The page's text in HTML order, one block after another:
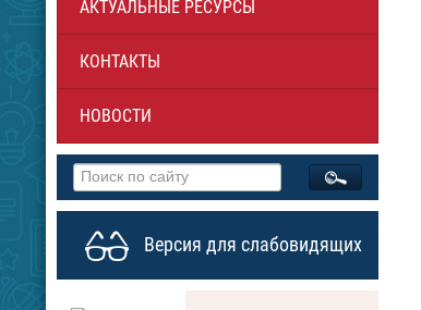
АКТУАЛЬНЫЕ РЕСУРСЫ
КОНТАКТЫ
НОВОСТИ
Версия для слабовидящих